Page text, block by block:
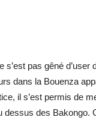
s’est pas gêné d’user
dans la Bouenza
il s’est permis de
dessus des Bakongo.